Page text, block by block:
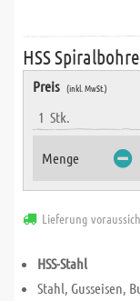
HSS
Preis (inkl. MwSt.)
1 Stk.
Menge
Lieferung
HSS-Stahl
Stahl, Gusseisen,